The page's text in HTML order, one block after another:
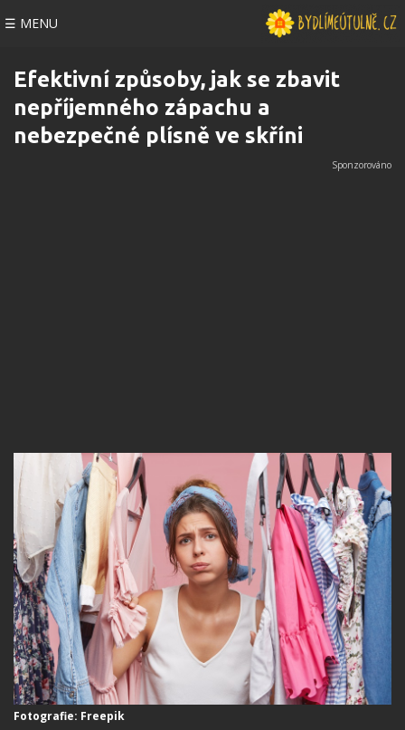
☰ MENU
Efektivní způsoby, jak se zbavit
nepříjemného zápachu a
nebezpečné plísně ve skříni
Fotografie: Freepik